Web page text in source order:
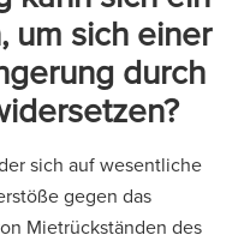
um sich einer
durch
sich auf wesentliche
gegen das
Mietrückständen des